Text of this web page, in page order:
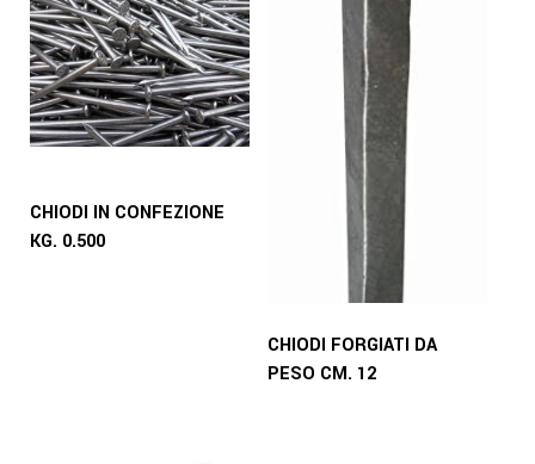
CHIODI IN CONFEZIONE
KG. 0.500
CHIODI FORGIATI DA
PESO CM. 12